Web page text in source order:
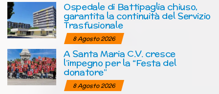
Ospedale di Battipaglia chiuso,
garantita la continuità del Servizio
Trasfusionale
8 Agosto 2026
A Santa Maria C.V. cresce
l’impegno per la “Festa del
donatore”
8 Agosto 2026